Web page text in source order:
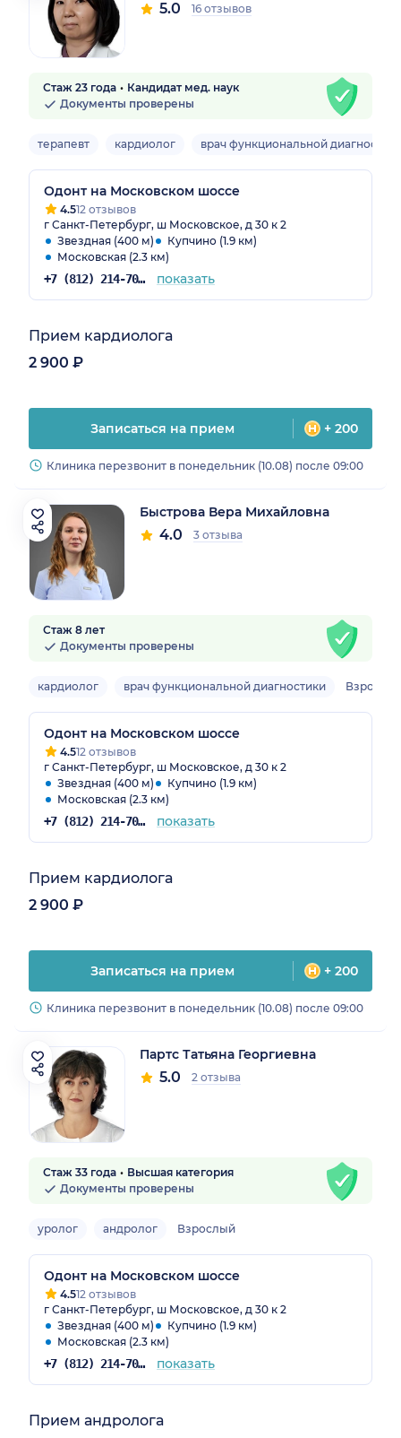
5.0 16 отзывов
Стаж 23 года
Кандидат мед. наук
Документы проверены
терапевт кардиолог врач функциональной
Одонт на Московском шоссе
4.512 отзывов
г Санкт-Петербург, ш Московское, д 30 к 2
Звездная (400 м)
Купчино (1.9 км)
Московская (2.3 км)
+7 (812) 214-70-82 показать
Прием кардиолога
2 900 ₽
Записаться на прием + 200
Клиника перезвонит в понедельник (10.08) после 09:00
Быстрова Вера Михайловна
4.0 3 отзыва
Стаж 8 лет
Документы проверены
кардиолог врач функциональной диагностики
Одонт на Московском шоссе
4.512 отзывов
г Санкт-Петербург, ш Московское, д 30 к 2
Звездная (400 м)
Купчино (1.9 км)
Московская (2.3 км)
+7 (812) 214-70-82 показать
Прием кардиолога
2 900 ₽
Записаться на прием + 200
Клиника перезвонит в понедельник (10.08) после 09:00
Партс Татьяна Георгиевна
5.0 2 отзыва
Стаж 33 года
Высшая категория
Документы проверены
уролог андролог Взрослый
Одонт на Московском шоссе
4.512 отзывов
г Санкт-Петербург, ш Московское, д 30 к 2
Звездная (400 м)
Купчино (1.9 км)
Московская (2.3 км)
+7 (812) 214-70-82 показать
Прием андролога